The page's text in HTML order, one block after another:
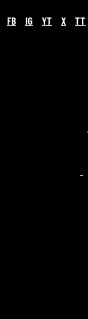
FB IG YT X TT